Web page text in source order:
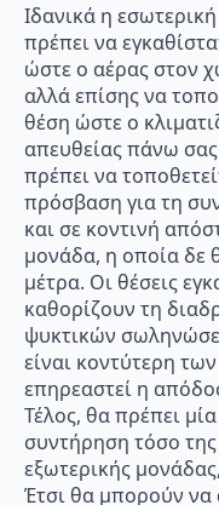
Ιδανικά η
πρέπει να
ώστε ο αέρας στον
αλλά επίσης να
θέση ώστε ο
απευθείας πάνω
πρέπει να
πρόσβαση για τη
και σε κοντινή
μονάδα, η οποία δε
μέτρα. Οι θέσεις
καθορίζουν τη
ψυκτικών
είναι κοντύτερη
επηρεαστεί η
Τέλος, θα πρέπει
συντήρηση τόσο
εξωτερικής
Έτσι θα μπορούν να